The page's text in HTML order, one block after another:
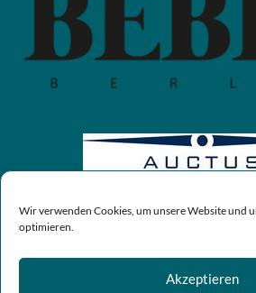
Wir verwenden Cookies, um unsere Website und
optimieren.
Akzeptieren